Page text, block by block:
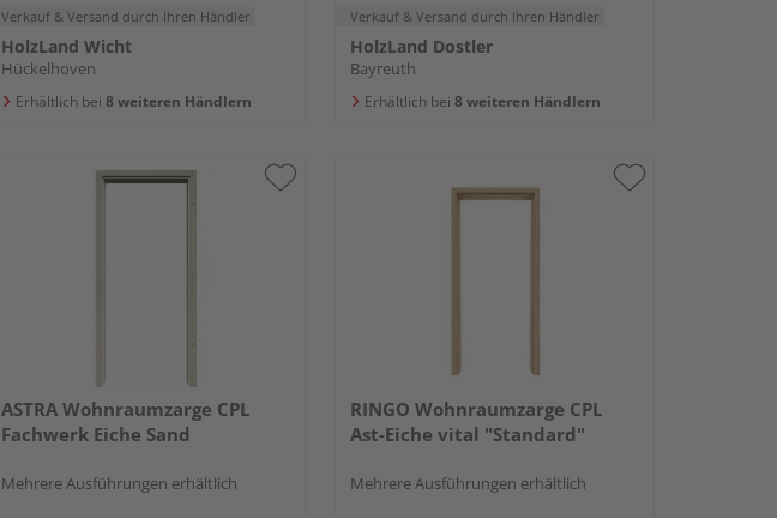
Verkauf & Versand durch Ihren Händler
HolzLand Wicht
Hückelhoven
Erhältlich bei 8 weiteren Händlern
Verkauf & Versand durch Ihren Händler
HolzLand Dostler
Bayreuth
Erhältlich bei 8 weiteren Händlern
ASTRA Wohnraumzarge CPL
Fachwerk Eiche Sand
Mehrere Ausführungen erhältlich
RINGO Wohnraumzarge CPL
Ast-Eiche vital "Standard"
Mehrere Ausführungen erhältlich